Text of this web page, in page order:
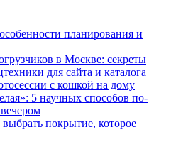
планирования и
в Москве: секреты
для сайта и каталога
с кошкой на дому
5 научных способов по-
покрытие, которое